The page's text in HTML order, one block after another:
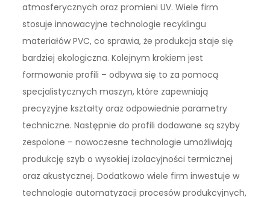
atmosferycznych oraz promieni UV. Wiele firm
stosuje innowacyjne technologie recyklingu
materiałów PVC, co sprawia, że produkcja staje się
bardziej ekologiczna. Kolejnym krokiem jest
formowanie profili – odbywa się to za pomocą
specjalistycznych maszyn, które zapewniają
precyzyjne kształty oraz odpowiednie parametry
techniczne. Następnie do profili dodawane są szyby
zespolone – nowoczesne technologie umożliwiają
produkcję szyb o wysokiej izolacyjności termicznej
oraz akustycznej. Dodatkowo wiele firm inwestuje w
technologie automatyzacji procesów produkcyjnych,